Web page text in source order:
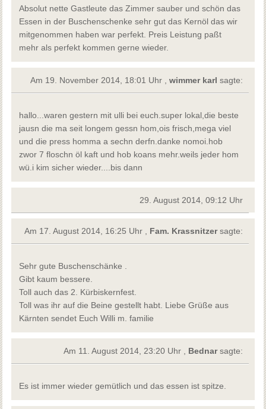
Absolut nette Gastleute das Zimmer sauber und schön das
Essen in der Buschenschenke sehr gut das Kernöl das wir
mitgenommen haben war perfekt. Preis Leistung paßt
mehr als perfekt kommen gerne wieder.
Am 19. November 2014, 18:01 Uhr ,wimmer karl sagte:
hallo...waren gestern mit ulli bei euch.super lokal,die beste
jausn die ma seit longem gessn hom,ois frisch,mega viel
und die press homma a sechn derfn.danke nomoi.hob
zwor 7 floschn öl kaft und hob koans mehr.weils jeder hom
wü.i kim sicher wieder....bis dann
29. August 2014, 09:12 Uhr
Am 17. August 2014, 16:25 Uhr , Fam. Krassnitzersagte:
Sehr gute Buschenschänke .
Gibt kaum bessere.
Toll auch das 2. Kürbiskernfest.
Toll was ihr auf die Beine gestellt habt. Liebe Grüße aus
Kärnten sendet Euch Willi m. familie
Am 11. August 2014, 23:20 Uhr , Bednarsagte:
Es ist immer wieder gemütlich und das essen ist spitze.